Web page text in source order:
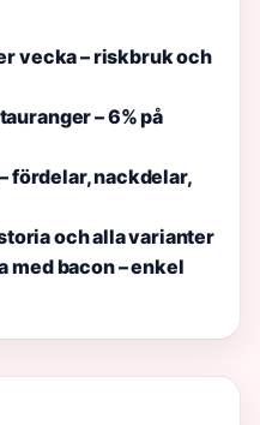
vecka – riskbruk och
– 6% på
fördelar, nackdelar,
och alla varianter
bacon – enkel